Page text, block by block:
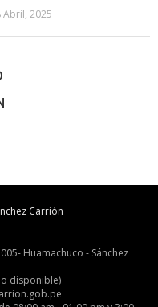
Abril, 2025
Carrión
Huamachuco - Sánchez
disponible)